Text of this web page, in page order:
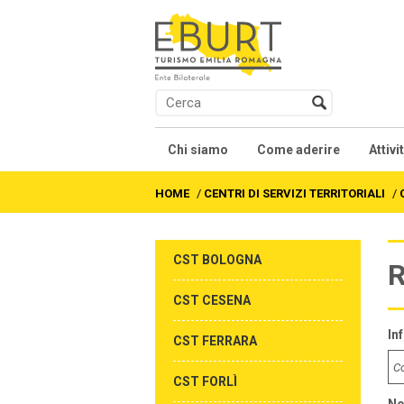
Chi siamo
Presentazione
Come aderire
Contratti collettivi
HOME / CENTRI DI SERVIZI TERRITORIALI /
CST BOLOGNA
CST CESENA
CST FERRARA
CST FORLÌ